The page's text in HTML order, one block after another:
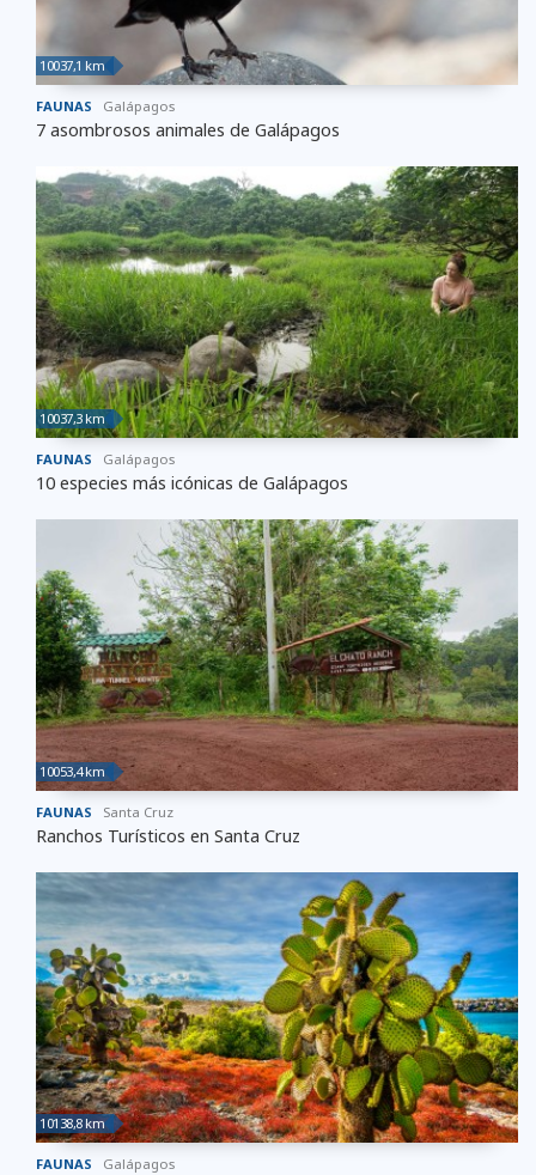
10037,1 km
FAUNAS Galápagos
7 asombrosos animales de Galápagos
10037,3 km
FAUNAS Galápagos
10 especies más icónicas de Galápagos
10053,4 km
FAUNAS Santa Cruz
Ranchos Turísticos en Santa Cruz
10138,8 km
FAUNAS Galápagos